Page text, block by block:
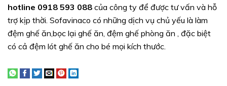
hotline 0918 593 088 của công ty để được tư vấn và hỗ
trợ kịp thời. Sofavinaco có những dịch vụ chủ yếu là làm
đệm ghế ăn,bọc lại ghế ăn, đệm ghế phòng ăn , đặc biệt
có cả đệm lót ghế ăn cho bé mọi kích thước.